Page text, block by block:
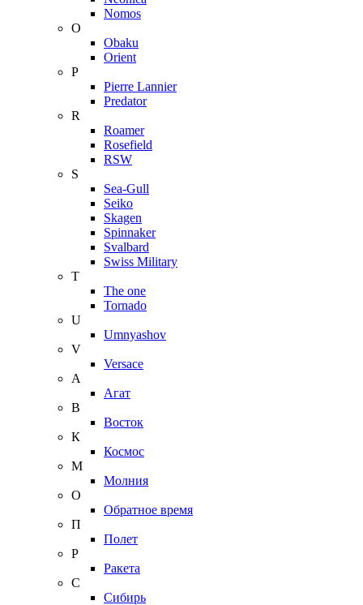
Nomos
O
Obaku
Orient
P
Pierre Lannier
Predator
R
Roamer
Rosefield
RSW
S
Sea-Gull
Seiko
Skagen
Spinnaker
Svalbard
Swiss Military
T
The one
Tornado
U
Umnyashov
V
Versace
А
Агат
В
Восток
К
Космос
М
Молния
О
Обратное время
П
Полет
Р
Ракета
С
Сибирь